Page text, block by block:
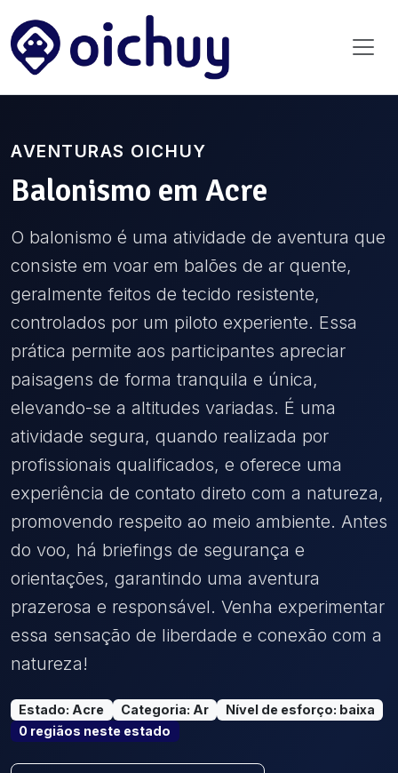
AVENTURAS OICHUY
Balonismo em Acre
O balonismo é uma atividade de aventura que
consiste em voar em balões de ar quente,
geralmente feitos de tecido resistente,
controlados por um piloto experiente. Essa
prática permite aos participantes apreciar
paisagens de forma tranquila e única,
elevando-se a altitudes variadas. É uma
atividade segura, quando realizada por
profissionais qualificados, e oferece uma
experiência de contato direto com a natureza,
promovendo respeito ao meio ambiente. Antes
do voo, há briefings de segurança e
orientações, garantindo uma aventura
prazerosa e responsável. Venha experimentar
essa sensação de liberdade e conexão com a
natureza!
Estado: Acre Categoria: Ar Nível de esforço: baixa
0 regiãos neste estado